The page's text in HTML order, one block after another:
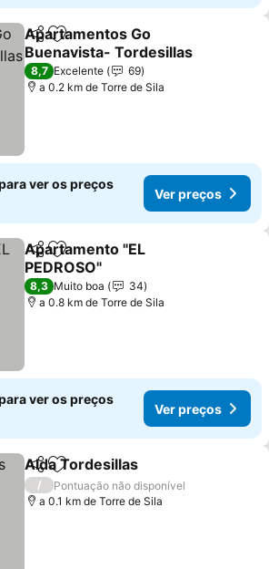
PartilharAdicionar aos favoritos
Apartamentos Go
Buenavista- Tordesillas
8,7 Excelente
69
a 0.2 km de Torre de Sila
ver os preços
Ver preços
PartilharAdicionar aos favoritos
Apartamento "EL
PEDROSO"
8,3 Muito boa
34
a 0.8 km de Torre de Sila
ver os preços
Ver preços
PartilharAdicionar aos favoritos
Alda Tordesillas
/
Pontuação não disponível
a 0.1 km de Torre de Sila